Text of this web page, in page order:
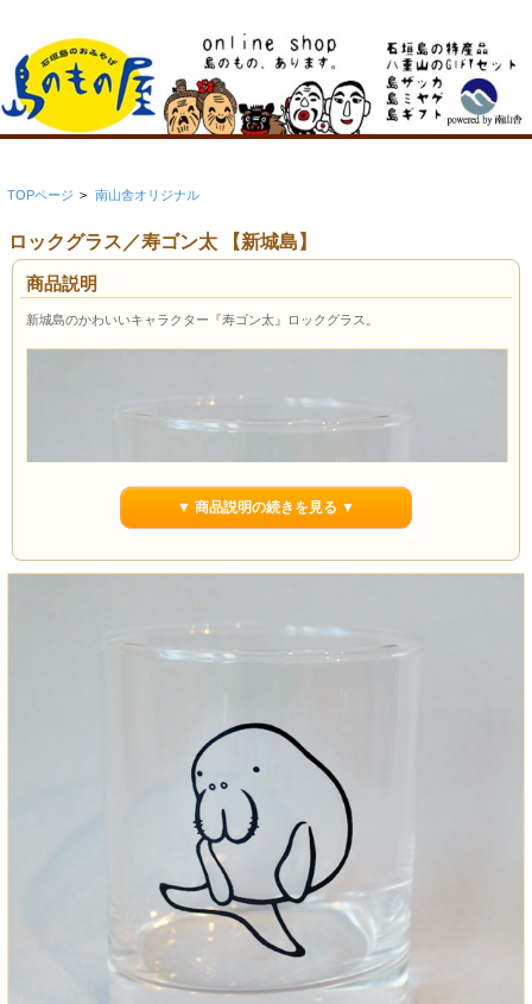
TOPページ > 南山舎オリジナル
ロックグラス／寿ゴン太 【新城島】
商品説明
新城島のかわいいキャラクター『寿ゴン太』ロックグラス。
▼ 商品説明の続きを見る ▼